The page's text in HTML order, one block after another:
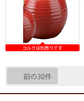
コルクは別売りです
前の30件